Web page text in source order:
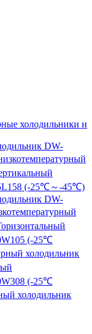
холодильники и
DW-
(-25℃～-45℃)
DW-
(-25℃
холодильник
(-25℃
холодильник